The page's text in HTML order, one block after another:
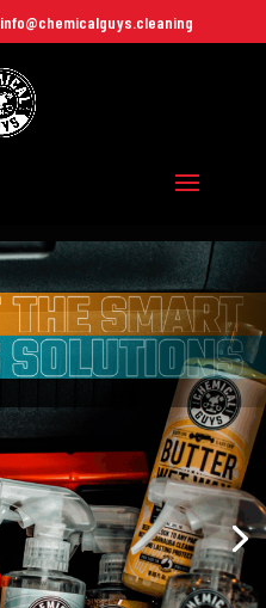
info@chemicalguys.cleaning